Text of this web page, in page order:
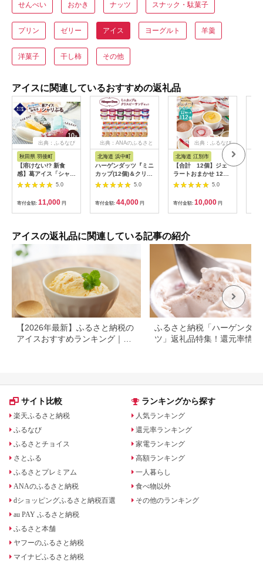
せんべい おかき ナッツ スナック・駄菓子
プリン ゼリー アイス ヨーグルト 羊羹
洋菓子 干し柿 その他
アイスに関連しているおすすめの返礼品
出典：ふるなび
秋田県 羽後町
【溶けない!? 新食
感】葛アイス「シャリ
ぷる」10本セット ひ
のデザート ［菓子舗
木村屋］【 お菓子 ス
イーツ ぷるぷる いち
ラムネ 宇治 抹茶 チョ
コ ぶどう 夏 秋田 羽
後 】
5.0
寄付金額: 11,000 円
出典：ANAのふるさと
北海道 浜中町
ハーゲンダッツ『ミニ
カップ(12個)＆クリス
ピーサンド(12個)セッ
アイス スイーツ デザ
ート_H0016-135
5.0
寄付金額: 44,000 円
出典：ふるなび
北海道 江別市
【合計 12個】ジェ
ラートおまかせ 12個
セット EB8-0291
5.0
寄付金額: 10,000 円
アイスの返礼品に関連している記事の紹介
【2026年最新】ふるさと納税の
アイスおすすめランキング｜還
ふるさと納税「ハーゲンダッ
ツ」返礼品特集！還元率情報
サイト比較
楽天ふるさと納税
ふるなび
ふるさとチョイス
さとふる
ふるさとプレミアム
ANAのふるさと納税
dショッピングふるさと納税百選
au PAY ふるさと納税
ふるさと本舗
ヤフーのふるさと納税
マイナビふるさと納税
ランキングから探す
人気ランキング
還元率ランキング
家電ランキング
高額ランキング
一人暮らし
食べ物以外
その他のランキング